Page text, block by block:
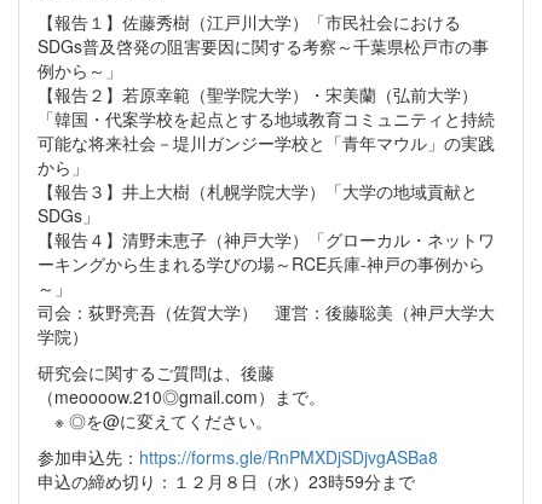
【報告１】佐藤秀樹（江戸川大学）「市民社会における
SDGs普及啓発の阻害要因に関する考察～千葉県松戸市の事
例から～」
【報告２】若原幸範（聖学院大学）・宋美蘭（弘前大学）
「韓国・代案学校を起点とする地域教育コミュニティと持続
可能な将来社会－堤川ガンジー学校と「青年マウル」の実践
から」
【報告３】井上大樹（札幌学院大学）「大学の地域貢献と
SDGs」
【報告４】清野未恵子（神戸大学）「グローカル・ネットワ
ーキングから生まれる学びの場～RCE兵庫-神戸の事例から
～」
司会：荻野亮吾（佐賀大学） 運営：後藤聡美（神戸大学大
学院）
研究会に関するご質問は、後藤
（meoooow.210◎gmail.com）まで。
※ ◎を@に変えてください。
参加申込先： https://forms.gle/RnPMXDjSDjvgASBa8
申込の締め切り：１２月８日（水）23時59分まで